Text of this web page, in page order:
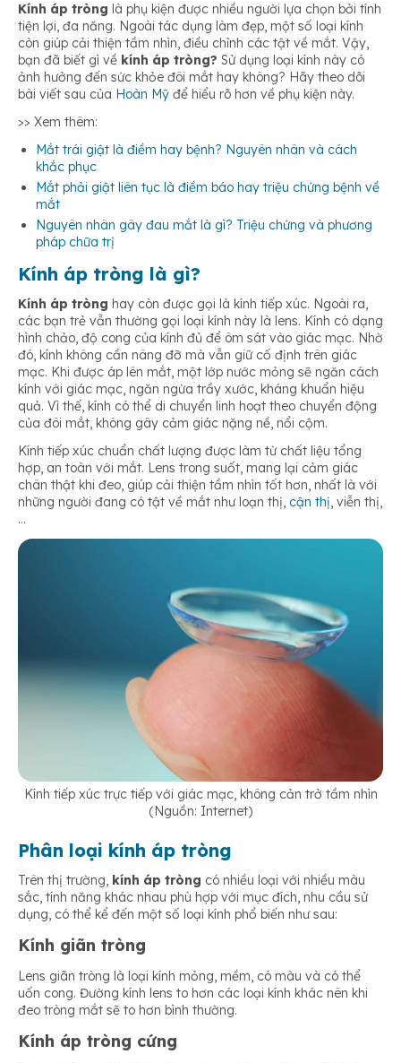
Cách tháo
Kính áp tròng là phụ kiện được nhiều người lựa chọn bởi tính
tiện lợi, đa năng. Ngoài tác dụng làm đẹp, một số loại kính
còn giúp cải thiện tầm nhìn, điều chỉnh các tật về mắt. Vậy,
bạn đã biết gì về kính áp tròng? Sử dụng loại kính này có
ảnh hưởng đến sức khỏe đôi mắt hay không? Hãy theo dõi
bài viết sau của Hoàn Mỹ để hiểu rõ hơn về phụ kiện này.
>> Xem thêm:
Mắt trái giật là điềm hay bệnh? Nguyên nhân và cách
khắc phục
Mắt phải giật liên tục là điềm báo hay triệu chứng bệnh về
mắt
Nguyên nhân gây đau mắt là gì? Triệu chứng và phương
pháp chữa trị
Kính áp tròng là gì?
Kính áp tròng hay còn được gọi là kính tiếp xúc. Ngoài ra,
các bạn trẻ vẫn thường gọi loại kính này là lens. Kính có dạng
hình chảo, độ cong của kính đủ để ôm sát vào giác mạc. Nhờ
đó, kính không cần nâng đỡ mà vẫn giữ cố định trên giác
mạc. Khi được áp lên mắt, một lớp nước mỏng sẽ ngăn cách
kính với giác mạc, ngăn ngừa trầy xước, kháng khuẩn hiệu
quả. Vì thế, kính có thể di chuyển linh hoạt theo chuyển động
của đôi mắt, không gây cảm giác nặng nề, nổi cộm.
Kính tiếp xúc chuẩn chất lượng được làm từ chất liệu tổng
hợp, an toàn với mắt. Lens trong suốt, mang lại cảm giác
chân thật khi đeo, giúp cải thiện tầm nhìn tốt hơn, nhất là với
những người đang có tật về mắt như loạn thị, cận thị, viễn thị,
…
Kính tiếp xúc trực tiếp với giác mạc, không cản trở tầm nhìn
(Nguồn: Internet)
Phân loại kính áp tròng
Trên thị trường, kính áp tròng có nhiều loại với nhiều màu
sắc, tính năng khác nhau phù hợp với mục đích, nhu cầu sử
dụng, có thể kể đến một số loại kính phổ biến như sau:
Kính giãn tròng
Lens giãn tròng là loại kính mỏng, mềm, có màu và có thể
uốn cong. Đường kính lens to hơn các loại kính khác nên khi
đeo tròng mắt sẽ to hơn bình thường.
Kính áp tròng cứng